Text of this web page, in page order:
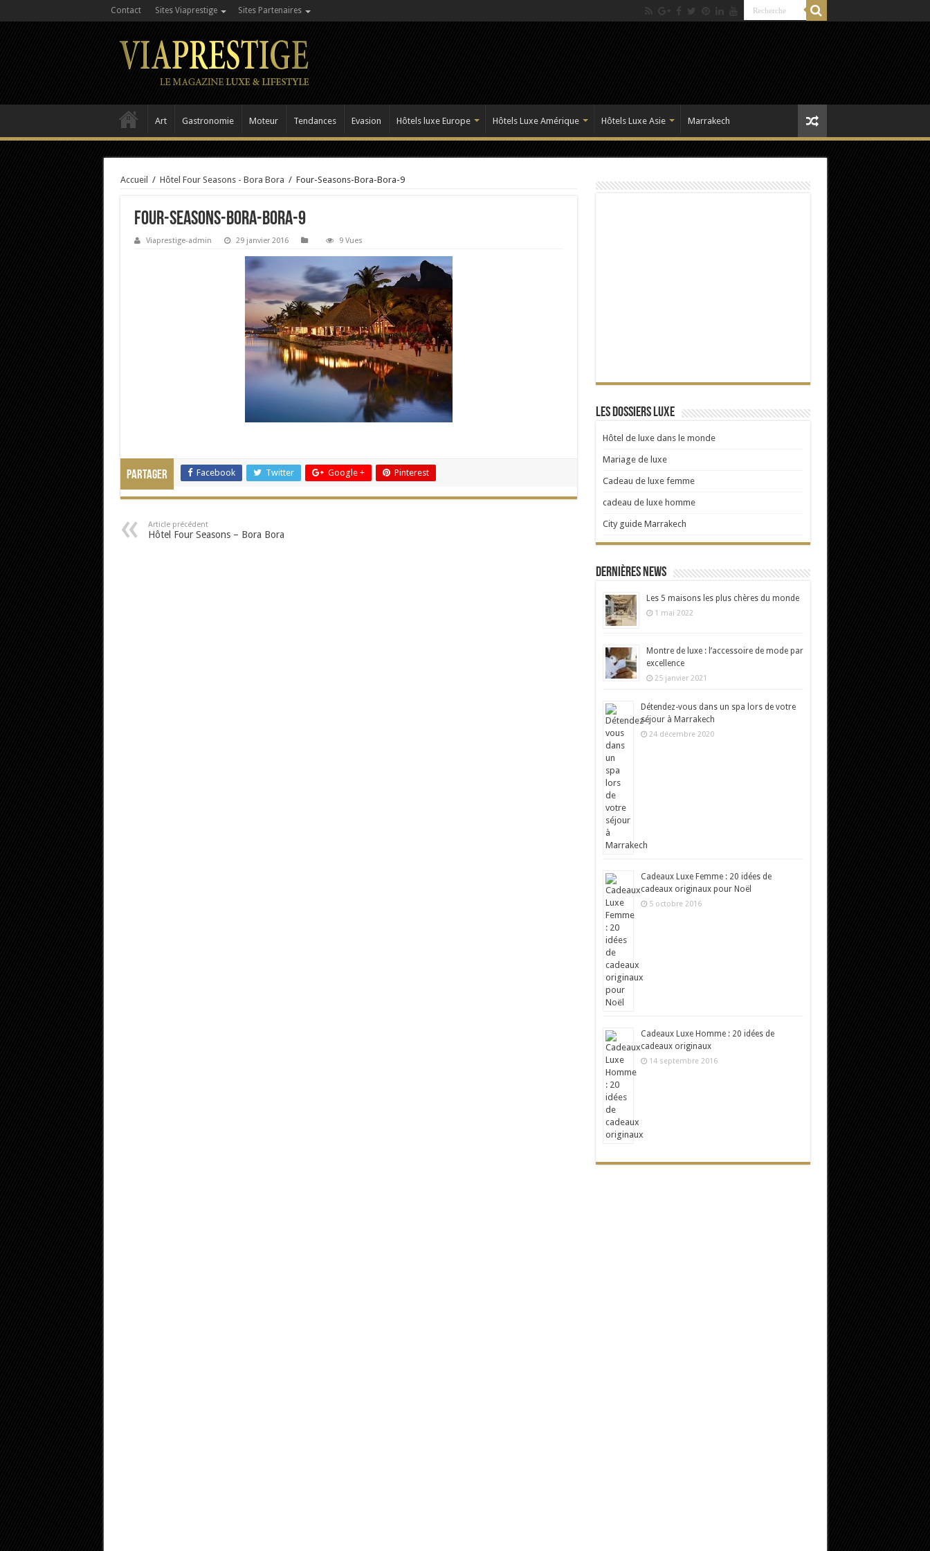
Contact Sites Viaprestige Sites Partenaires
Art Gastronomie Moteur Tendances Evasion Hôtels luxe Europe Hôtels Luxe Amérique Hôtels Luxe Asie Marrakech
Accueil / Hôtel Four Seasons - Bora Bora / Four-Seasons-Bora-Bora-9
Four-Seasons-Bora-Bora-9
Viaprestige-admin 29 janvier 2016 9 Vues
Partager Facebook Twitter Google + Pinterest
Article précédent
Hôtel Four Seasons – Bora Bora
Les dossiers Luxe
Hôtel de luxe dans le monde
Mariage de luxe
Cadeau de luxe femme
cadeau de luxe homme
City guide Marrakech
Dernières news
Les 5 maisons les plus chères du monde
1 mai 2022
Montre de luxe : l’accessoire de mode par
excellence
25 janvier 2021
Détendez-vous dans un spa lors de votre
séjour à Marrakech
24 décembre 2020
Cadeaux Luxe Femme : 20 idées de
cadeaux originaux pour Noël
5 octobre 2016
Cadeaux Luxe Homme : 20 idées de
cadeaux originaux
14 septembre 2016